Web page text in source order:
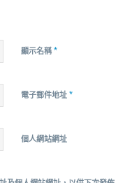
顯示名稱 *
電子郵件地址 *
個人網站網址